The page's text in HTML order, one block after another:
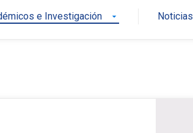
e Investigación arrow_drop_down Noticias